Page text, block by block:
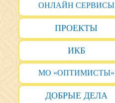
ОНЛАЙН СЕРВИСЫ
ПРОЕКТЫ
ИКБ
МО «ОПТИМИСТЫ»
ДОБРЫЕ ДЕЛА